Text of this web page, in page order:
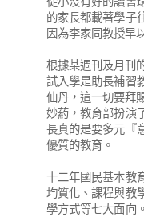
的家長都載著學子
因為李家同教授早
根據某週刊及月刊
試入學是助長補習
仙丹，這一切要拜
妙葯，教育部扮演
長真的是要多元『
優質的教育。
十二年國民基本教
均質化、課程與教
學方式等七大面向